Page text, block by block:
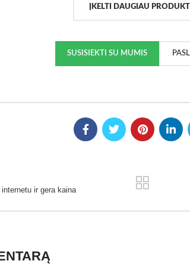
ĮKELTI DAUGIAU
SUSISIEKTI SU MUMIS
ir gera kaina